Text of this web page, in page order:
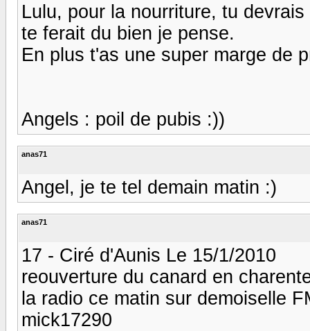
Lulu, pour la nourriture, tu
te ferait du bien je pense.
En plus t'as une super marge de
Angels : poil de pubis :))
anas71
Angel, je te tel demain matin :)
anas71
17 - Ciré d'Aunis Le 15/1/2010
reouverture du canard en
la radio ce matin sur demoiselle
mick17290